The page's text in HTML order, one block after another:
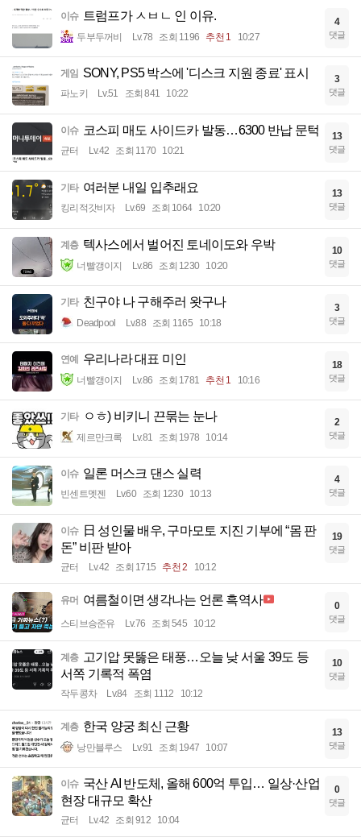
이슈 트럼프가 ㅅㅂㄴ 인 이유.
두부두꺼비 Lv.78 조회 1196 추천 1 10:27
4
댓글
게임 SONY, PS5 박스에 '디스크 지원 종료' 표시
파노키 Lv.51 조회 841 10:22
3
댓글
이슈 코스피 매도 사이드카 발동…6300 반납 문턱
균터 Lv.42 조회 1170 10:21
13
댓글
기타 여러분 내일 입추래요
킹리적갓비자 Lv.69 조회 1064 10:20
13
댓글
계층 텍사스에서 벌어진 토네이도와 우박
너빨갱이지 Lv.86 조회 1230 10:20
10
댓글
기타 친구야 나 구해주러 왓구나
Deadpool Lv.88 조회 1165 10:18
3
댓글
연예 우리나라 대표 미인
너빨갱이지 Lv.86 조회 1781 추천 1 10:16
18
댓글
기타 ㅇㅎ) 비키니 끈묶는 눈나
제르만크록 Lv.81 조회 1978 10:14
2
댓글
이슈 일론 머스크 댄스 실력
빈센트멧젠 Lv.60 조회 1230 10:13
4
댓글
이슈
日 성인물 배우, 구마모토 지진 기부에 “몸 판
돈” 비판 받아
균터 Lv.42 조회 1715 추천 2 10:12
19
댓글
유머 여름철이면 생각나는 언론 흑역사
스티브승준유 Lv.76 조회 545 10:12
0
댓글
계층 고기압 못뚫은 태풍…오늘 낮 서울 39도 등
서쪽 기록적 폭염
작두콩차 Lv.84 조회 1112 10:12
10
댓글
계층 한국 양궁 최신 근황
낭만블루스 Lv.91 조회 1947 10:07
13
댓글
이슈 국산 AI 반도체, 올해 600억 투입… 일상·산업
현장 대규모 확산
균터 Lv.42 조회 912 10:04
0
댓글